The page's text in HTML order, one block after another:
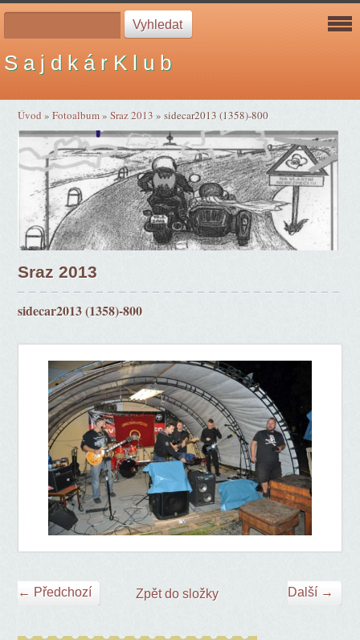
S a j d k á r K l u b
Úvod »Fotoalbum»Sraz 2013 »sidecar2013 (1358)-800
Sraz 2013
sidecar2013 (1358)-800
← Předchozí Další →
Zpět do složky